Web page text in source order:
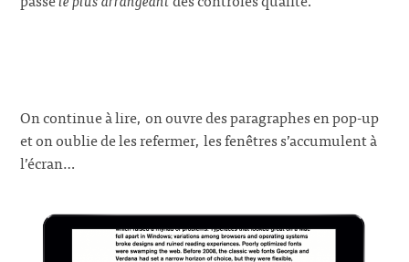
On continue à lire, on ouvre des paragraphes en pop-up
et on oublie de les refermer, les fenêtres s’accumulent à
l’écran…